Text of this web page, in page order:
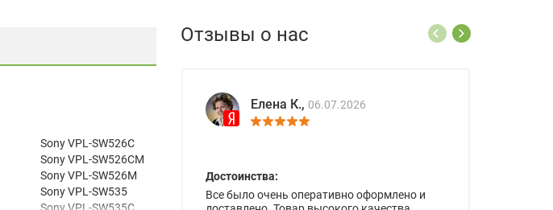
Отзывы о нас
Елена К., 06.07.2026
Достоинства:
Все было очень оперативно оформлено и
Sony VPL-SW526C
Sony VPL-SW526CM
Sony VPL-SW526M
Sony VPL-SW535
Sony VPL-SW535C